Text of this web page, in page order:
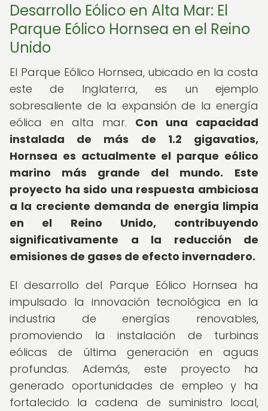
Desarrollo Eólico en Alta Mar: El
Parque Eólico Hornsea en el Reino
Unido
El Parque Eólico Hornsea, ubicado en la costa
este de Inglaterra, es un ejemplo
sobresaliente de la expansión de la energía
eólica en alta mar. Con una capacidad
instalada de más de 1.2 gigavatios,
Hornsea es actualmente el parque eólico
marino más grande del mundo.
Este
proyecto ha sido una respuesta ambiciosa
a la creciente demanda de energía limpia
en el Reino Unido, contribuyendo
significativamente a la reducción de
emisiones de gases de efecto invernadero.
El desarrollo del Parque Eólico Hornsea ha
impulsado la innovación tecnológica en la
industria de energías renovables,
promoviendo la instalación de turbinas
eólicas de última generación en aguas
profundas. Además, este proyecto ha
generado oportunidades de empleo y ha
fortalecido la cadena de suministro local,